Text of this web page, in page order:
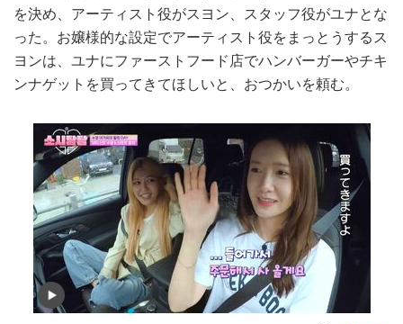
を決め、アーティスト役がスヨン、スタッフ役がユナとな
った。お嬢様的な設定でアーティスト役をまっとうするス
ヨンは、ユナにファーストフード店でハンバーガーやチキ
ンナゲットを買ってきてほしいと、おつかいを頼む。